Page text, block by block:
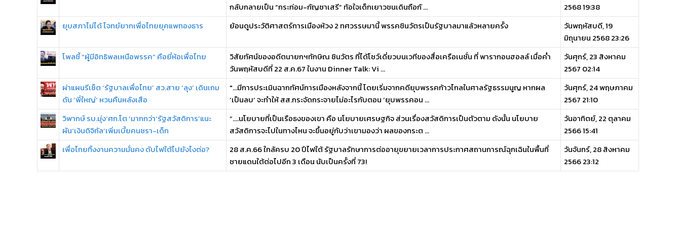
กลับกลายเป็น “กระท่อม-กัญชาเสรี” ท้อใจเด็กเยาวชนเดินถือกั ...
2568 19:38
ยุบสภาไม่ได้ โจทย์ยากเพื่อไทยยุคแพทองธาร
ย้อนดูประวัติศาสตร์การเมืองห้วง 2 ทศวรรษมานี้ พรรคชินวัตรเป็นรัฐบาลมาแล้วหลายครั้ง
วันพฤหัสบดี, 19
มิถุนายน 2568 23:26
โพลชี้ “ผู้มีอิทธิพลเหนือพรรค” คือยี่ห้อเพื่อไทย
วิสัยทัศน์ของอดีตนายกฯทักษิณ ชินวัตร ที่ได้โชว์เดี่ยวบนเวทีของสื่อเครือเนชั่น ที่ พารากอนฮอลล์ เมื่อค่ำ
วันพฤหัสบดีที่ 22 ส.ค.67 ในงาน Dinner Talk: Vi ...
วันศุกร์, 23 สิงหาคม
2567 02:14
ผ่าแผนรีเซ็ต ‘รัฐบาลเพื่อไทย’ สว.สาย ‘ลุง’ เดินเกม
ดัน ‘พี่ใหญ่’ หวนคืนหลังเสือ
"...มีการประเมินฉากทัศน์การเมืองหลังจากนี้ โดยเริ่มจากคดียุบพรรคก้าวไกลในศาลรัฐธรรมนูญ หากผล
‘เป็นลบ’ จะทำให้ สส.กระจัดกระจายไม่อะไรกับตอน ‘ยุบพรรคอน ...
วันศุกร์, 24 พฤษภาคม
2567 21:10
วิพากษ์ รบ.มุ่ง‘ศก.โต ‘มากกว่า‘รัฐสวัสดิการ’แนะ
ผัน‘เงินดิจิทัล’เพิ่มเบี้ยคนชรา-เด็ก
“….นโยบายที่เป็นเรือธงของเขา คือ นโยบายเศรษฐกิจ ส่วนเรื่องสวัสดิการเป็นตัวตาม ดังนั้น นโยบาย
สวัสดิการจะไปในทางไหน จะขึ้นอยู่กับว่าเขามองว่า ผลของกระต ...
วันอาทิตย์, 22 ตุลาคม
2566 15:41
เพื่อไทยทิ้งงานความมั่นคง ดับไฟใต้ไปยังไงต่อ?
28 ส.ค.66 ใกล้ครบ 20 ปีไฟใต้ รัฐบาลรักษาการต่ออายุขยายเวลาการประกาศสถานการณ์ฉุกเฉินในพื้นที่
ชายแดนใต้ต่อไปอีก 3 เดือน นับเป็นครั้งที่ 73!
วันจันทร์, 28 สิงหาคม
2566 23:12